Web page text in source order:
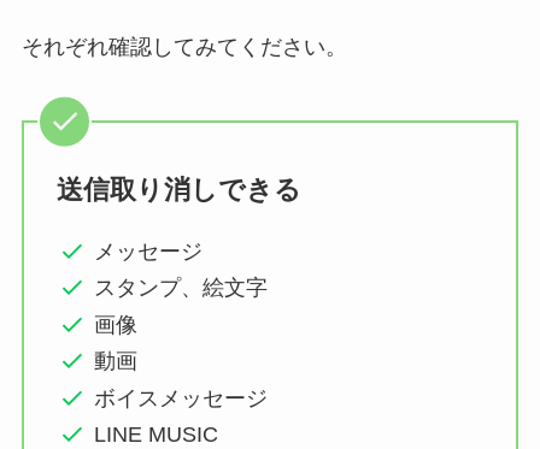
それぞれ確認してみてください。
送信取り消しできる
メッセージ
スタンプ、絵文字
画像
動画
ボイスメッセージ
LINE MUSIC